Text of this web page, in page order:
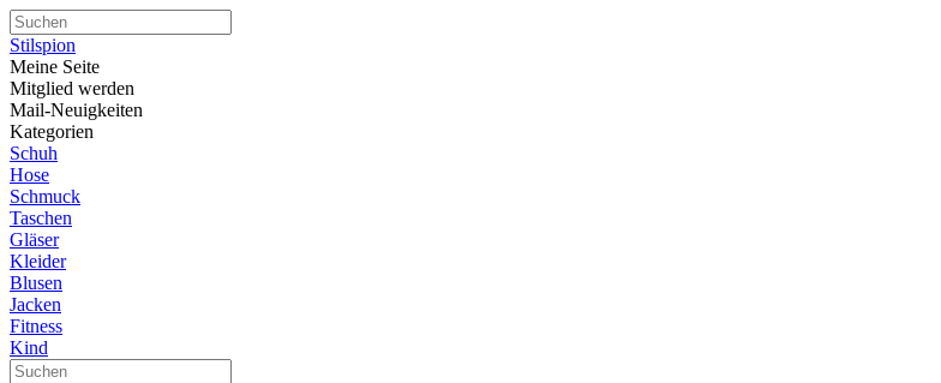
Stilspion
Meine Seite
Mitglied werden
Mail-Neuigkeiten
Kategorien
Schuh
Hose
Schmuck
Taschen
Gläser
Kleider
Blusen
Jacken
Fitness
Kind